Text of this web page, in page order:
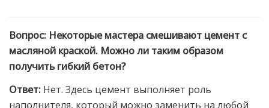
Вопрос: Некоторые мастера смешивают цемент с
масляной краской. Можно ли таким образом
получить гибкий бетон?
Ответ: Нет. Здесь цемент выполняет роль
наполнителя, который можно заменить на любой